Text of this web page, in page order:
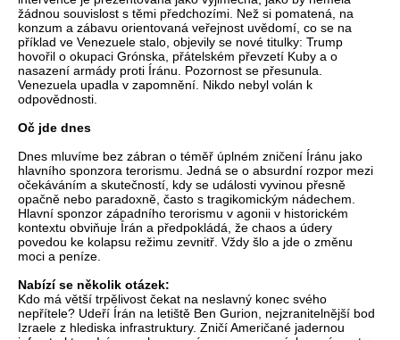
žádnou souvislost s těmi předchozími. Než si pomatená, na
konzum a zábavu orientovaná veřejnost uvědomí, co se na
příklad ve Venezuele stalo, objevily se nové titulky: Trump
hovořil o okupaci Grónska, přátelském převzetí Kuby a o
nasazení armády proti Íránu. Pozornost se přesunula.
Venezuela upadla v zapomnění. Nikdo nebyl volán k
odpovědnosti.
Oč jde dnes
Dnes mluvíme bez zábran o téměř úplném zničení Íránu jako
hlavního sponzora terorismu. Jedná se o absurdní rozpor mezi
očekáváním a skutečností, kdy se události vyvinou přesně
opačně nebo paradoxně, často s tragikomickým nádechem.
Hlavní sponzor západního terorismu v agonii v historickém
kontextu obviňuje Írán a předpokládá, že chaos a údery
povedou ke kolapsu režimu zevnitř. Vždy šlo a jde o změnu
moci a peníze.
Nabízí se několik otázek:
Kdo má větší trpělivost čekat na neslavný konec svého
nepřítele? Udeří Írán na letiště Ben Gurion, nejzranitelnější bod
Izraele z hlediska infrastruktury. Zničí Američané jadernou